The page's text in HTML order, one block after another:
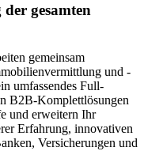
gesamten
gemeinsam
und -
umfassendes Full-
B2B-Komplettlösungen
und erweitern Ihr
Erfahrung, innovativen
Versicherungen und